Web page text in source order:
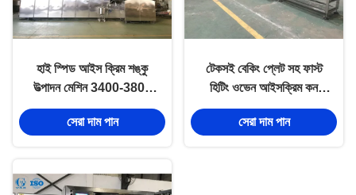
হাই স্পিড আইস ক্রিম শঙ্কু
উত্পাদন মেশিন 3400-3800
পিসি / চিনির শঙ্কু জন্য এইচ
সেরা দাম পান
টেকসই বেকিং প্লেট সহ ফাস্ট
হিটিং ওভেন আইসক্রিম কন
প্রোডাকশন লাইন
সেরা দাম পান